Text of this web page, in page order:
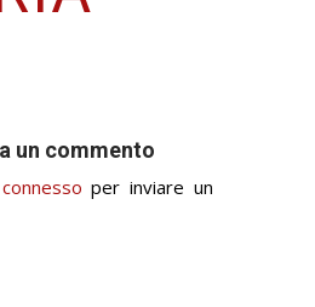
un commento
connesso per inviare un